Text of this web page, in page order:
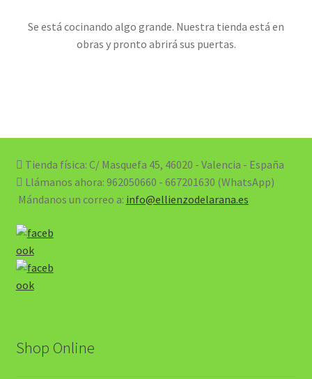
Se está cocinando algo grande. Nuestra tienda está en
obras y pronto abrirá sus puertas.
Tienda física: C/ Masquefa 45, 46020 - Valencia - España
Llámanos ahora: 962050660 - 667201630 (WhatsApp)
Mándanos un correo a: info@ellienzodelarana.es
Shop Online